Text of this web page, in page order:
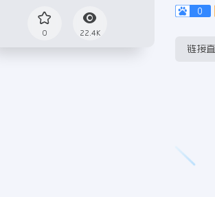
0 22.4K
0
链接